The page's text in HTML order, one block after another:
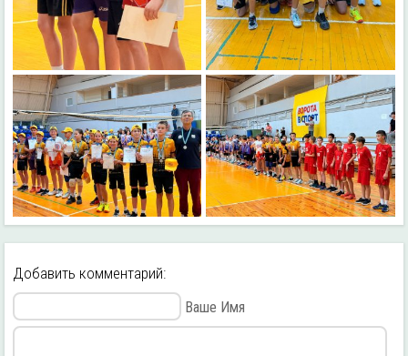
Добавить комментарий:
Ваше Имя